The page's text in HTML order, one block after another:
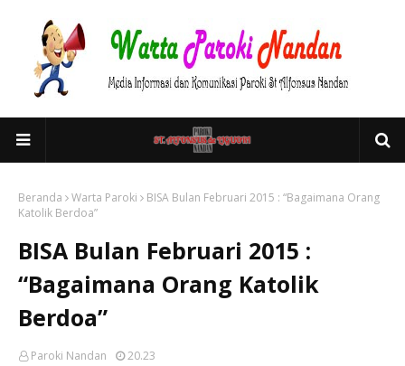
Beranda Warta Paroki
BISA Bulan Februari 2015 : “Bagaimana Orang
Katolik Berdoa”
BISA Bulan Februari 2015 :
“Bagaimana Orang Katolik
Berdoa”
Paroki Nandan 20.23